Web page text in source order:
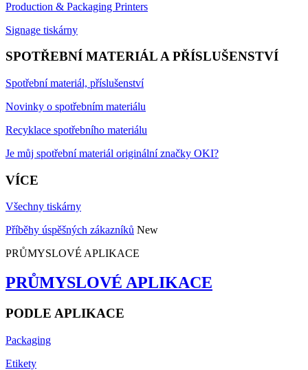
Production & Packaging Printers
Signage tiskárny
SPOTŘEBNÍ MATERIÁL A PŘÍSLUŠENSTVÍ
Spotřební materiál, příslušenství
Novinky o spotřebním materiálu
Recyklace spotřebního materiálu
Je můj spotřební materiál originální značky OKI?
VÍCE
Všechny tiskárny
Příběhy úspěšných zákazníků New
PRŮMYSLOVÉ APLIKACE
PRŮMYSLOVÉ APLIKACE
PODLE APLIKACE
Packaging
Etikety